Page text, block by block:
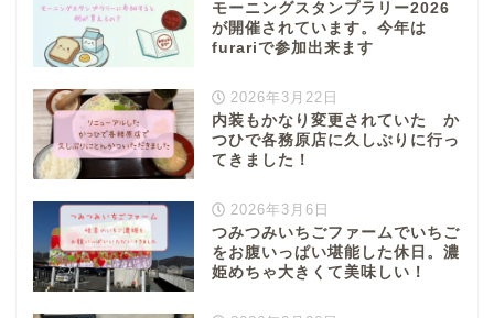
モーニングスタンプラリー2026
が開催されています。今年は
furariで参加出来ます
2026年3月22日
内装もかなり変更されていた か
つひで各務原店に久しぶりに行っ
てきました！
2026年3月6日
つみつみいちごファームでいちご
をお腹いっぱい堪能した休日。濃
姫めちゃ大きくて美味しい！